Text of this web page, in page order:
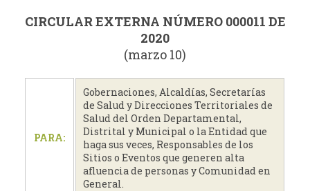
CIRCULAR EXTERNA NÚMERO 000011 DE
2020
(marzo 10)
PARA:
Gobernaciones, Alcaldías, Secretarías
de Salud y Direcciones Territoriales de
Salud del Orden Departamental,
Distrital y Municipal o la Entidad que
haga sus veces, Responsables de los
Sitios o Eventos que generen alta
afluencia de personas y Comunidad en
General.